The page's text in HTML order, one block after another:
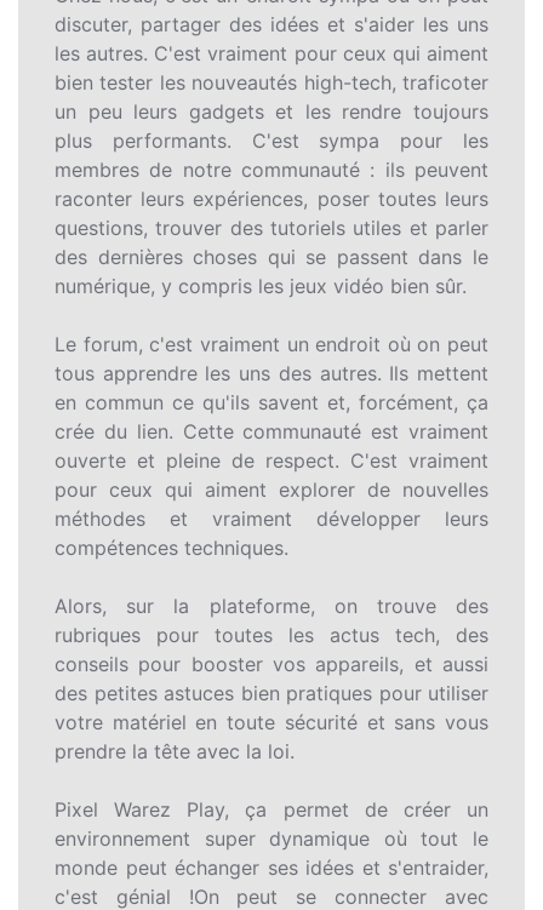
discuter, partager des idées et s'aider les uns
les autres. C'est vraiment pour ceux qui aiment
bien tester les nouveautés high-tech, traficoter
un peu leurs gadgets et les rendre toujours
plus performants. C'est sympa pour les
membres de notre communauté : ils peuvent
raconter leurs expériences, poser toutes leurs
questions, trouver des tutoriels utiles et parler
des dernières choses qui se passent dans le
numérique, y compris les jeux vidéo bien sûr.
Le forum, c'est vraiment un endroit où on peut
tous apprendre les uns des autres. Ils mettent
en commun ce qu'ils savent et, forcément, ça
crée du lien. Cette communauté est vraiment
ouverte et pleine de respect. C'est vraiment
pour ceux qui aiment explorer de nouvelles
méthodes et vraiment développer leurs
compétences techniques.
Alors, sur la plateforme, on trouve des
rubriques pour toutes les actus tech, des
conseils pour booster vos appareils, et aussi
des petites astuces bien pratiques pour utiliser
votre matériel en toute sécurité et sans vous
prendre la tête avec la loi.
Pixel Warez Play, ça permet de créer un
environnement super dynamique où tout le
monde peut échanger ses idées et s'entraider,
c'est génial !On peut se connecter avec